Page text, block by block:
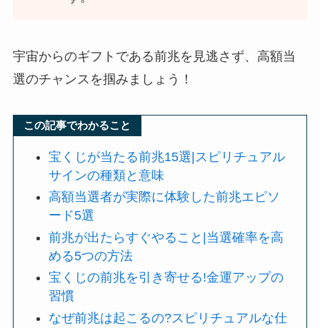
宇宙からのギフトである前兆を見逃さず、高額当
選のチャンスを掴みましょう！
この記事でわかること
宝くじが当たる前兆15選|スピリチュアル
サインの種類と意味
高額当選者が実際に体験した前兆エピソ
ード5選
前兆が出たらすぐやること|当選確率を高
める5つの方法
宝くじの前兆を引き寄せる!金運アップの
習慣
なぜ前兆は起こるの?スピリチュアルな仕